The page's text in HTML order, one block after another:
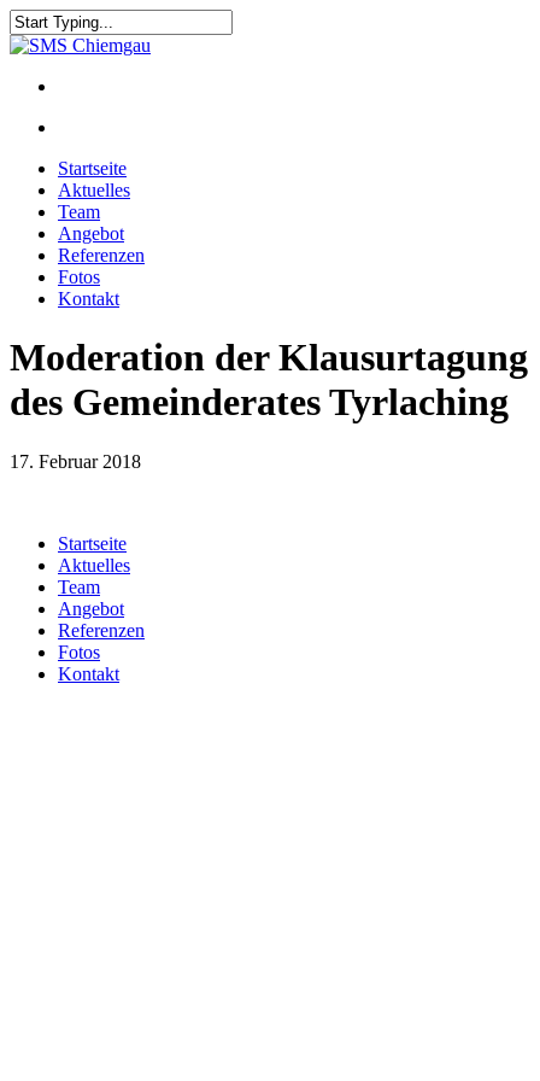
Startseite
Aktuelles
Team
Angebot
Referenzen
Fotos
Kontakt
Moderation der Klausurtagung
des Gemeinderates Tyrlaching
17. Februar 2018
Startseite
Aktuelles
Team
Angebot
Referenzen
Fotos
Kontakt